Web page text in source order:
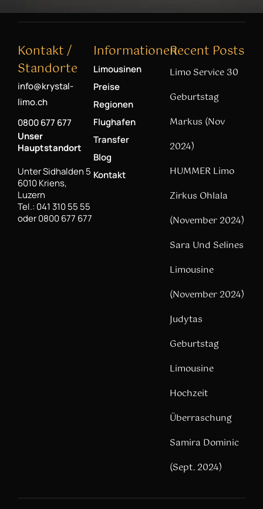
Kontakt /
Standorte
info@krystal-
limo.ch
0800 677 677
Unser
Hauptstandort
Unter Sidhalden 5
6010 Kriens,
Luzern
Tel.: 041 310 55 55
oder 0800 677 677
Informationen
Limousinen
Preise
Regionen
Flughafen
Transfer
Blog
Kontakt
Recent Posts
Limo Service 30
Geburtstag
Markus (Nov
2024)
HUMMER Limo
Zirkus Ohlala
(November 2024)
Sara Und Selines
Limousine
(November 2024)
Judytas
Geburtstag
Limousine
Hochzeit
Überraschung
Samira Dominic
(Sept. 2024)